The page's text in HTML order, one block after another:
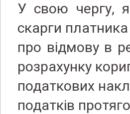
У свою чергу,
скарги
про відмову в
розрахунку
податкових
податків